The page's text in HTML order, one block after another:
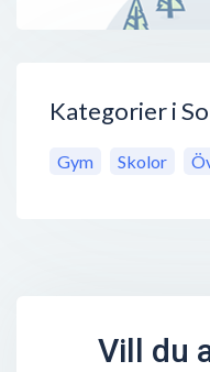
Kategorier i
Gym Skolor
Vill du